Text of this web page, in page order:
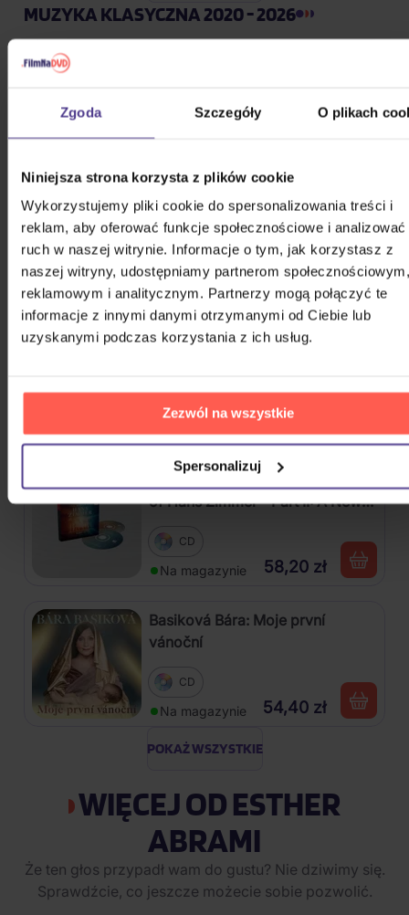
Zgoda Szczegóły O plikach
Niniejsza strona korzysta z plików cookie
Wykorzystujemy pliki cookie do spersonalizowania treści i
reklam, aby oferować funkcje społecznościowe i analizować
ruch w naszej witrynie. Informacje o tym, jak korzystasz z
naszej witryny, udostępniamy partnerom społecznościowym,
reklamowym i analitycznym. Partnerzy mogą połączyć te
informacje z innymi danymi otrzymanymi od Ciebie lub
uzyskanymi podczas korzystania z ich usług.
Zezwól na wszystkie
Spersonalizuj
MUZYKA KLASYCZNA 2020 - 2026
2CD
Gott Karel: Bílé Vánoce (Reedice
2022)
Na magazynie 48,80 zł
Gott Karel: Zázrak vánoční
CD
Soundtrack: Zimmer Hans: World
of Hans Zimmer - Part II: A New
CD
Na magazynie 58,20 zł
Basiková Bára: Moje první
vánoční
CD
Na magazynie 54,40 zł
POKAŻ WSZYSTKIE
WIĘCEJ OD ESTHER
ABRAMI
Że ten głos przypadł wam do gustu? Nie dziwimy się.
Sprawdźcie, co jeszcze możecie sobie pozwolić.